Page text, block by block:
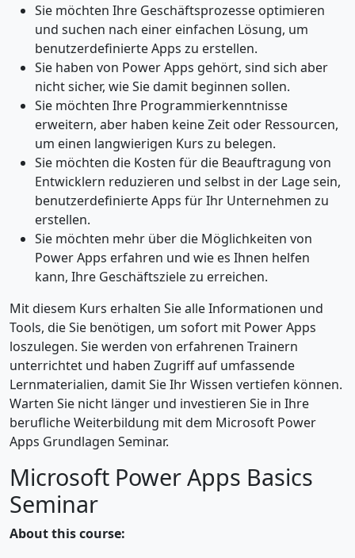
Sie möchten Ihre Geschäftsprozesse optimieren
und suchen nach einer einfachen Lösung, um
benutzerdefinierte Apps zu erstellen.
Sie haben von Power Apps gehört, sind sich aber
nicht sicher, wie Sie damit beginnen sollen.
Sie möchten Ihre Programmierkenntnisse
erweitern, aber haben keine Zeit oder Ressourcen,
um einen langwierigen Kurs zu belegen.
Sie möchten die Kosten für die Beauftragung von
Entwicklern reduzieren und selbst in der Lage sein,
benutzerdefinierte Apps für Ihr Unternehmen zu
erstellen.
Sie möchten mehr über die Möglichkeiten von
Power Apps erfahren und wie es Ihnen helfen
kann, Ihre Geschäftsziele zu erreichen.
Mit diesem Kurs erhalten Sie alle Informationen und
Tools, die Sie benötigen, um sofort mit Power Apps
loszulegen. Sie werden von erfahrenen Trainern
unterrichtet und haben Zugriff auf umfassende
Lernmaterialien, damit Sie Ihr Wissen vertiefen können.
Warten Sie nicht länger und investieren Sie in Ihre
berufliche Weiterbildung mit dem Microsoft Power
Apps Grundlagen Seminar.
Microsoft Power Apps Basics
Seminar
About this course: